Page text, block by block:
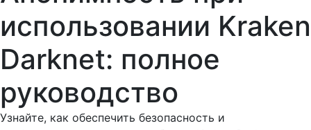
использовании Kraken
Darknet: полное
руководство
Узнайте, как обеспечить безопасность и